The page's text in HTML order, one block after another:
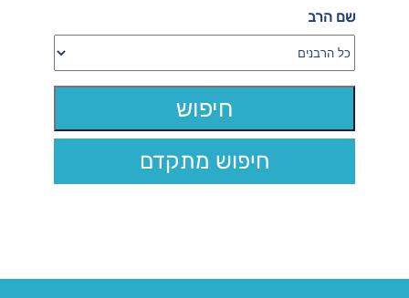
שם הרב
חיפוש מתקדם